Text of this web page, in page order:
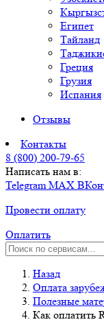
Египет
Тайланд
Греция
Грузия
Испания
Отзывы
Контакты
8 (800) 200-79-65
Написать нам в:
TelegramMAX
Провести оплату
Оплатить
Назад
Оплата
Полезные
Как оплатить